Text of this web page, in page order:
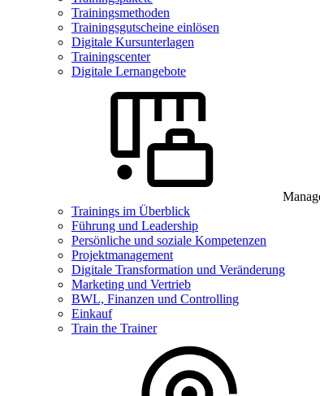
Trainingsmethoden
Trainingsgutscheine einlösen
Digitale Kursunterlagen
Trainingscenter
Digitale Lernangebote
Trainings im Überblick
Führung und Leadership
Persönliche und soziale Kompetenzen
Projektmanagement
Digitale Transformation und Veränderung
Marketing und Vertrieb
BWL, Finanzen und Controlling
Einkauf
Train the Trainer